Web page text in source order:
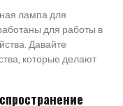
лампа для
для работы в
Давайте
которые делают